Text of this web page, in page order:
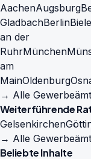
AachenAugsburg
GladbachBerlin
an der
RuhrMünchen
am
MainOldenburg
→ Alle
Weiterführende
Gelsenkirchen
→ Alle
Beliebte Inhalte